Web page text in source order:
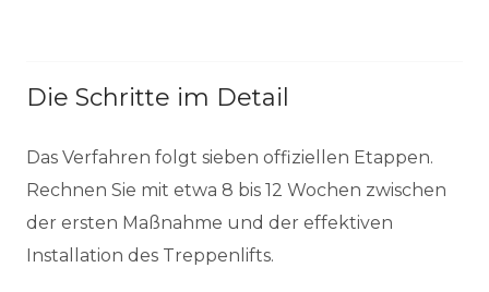
Die Schritte im Detail
Das Verfahren folgt sieben offiziellen Etappen.
Rechnen Sie mit etwa 8 bis 12 Wochen zwischen
der ersten Maßnahme und der effektiven
Installation des Treppenlifts.